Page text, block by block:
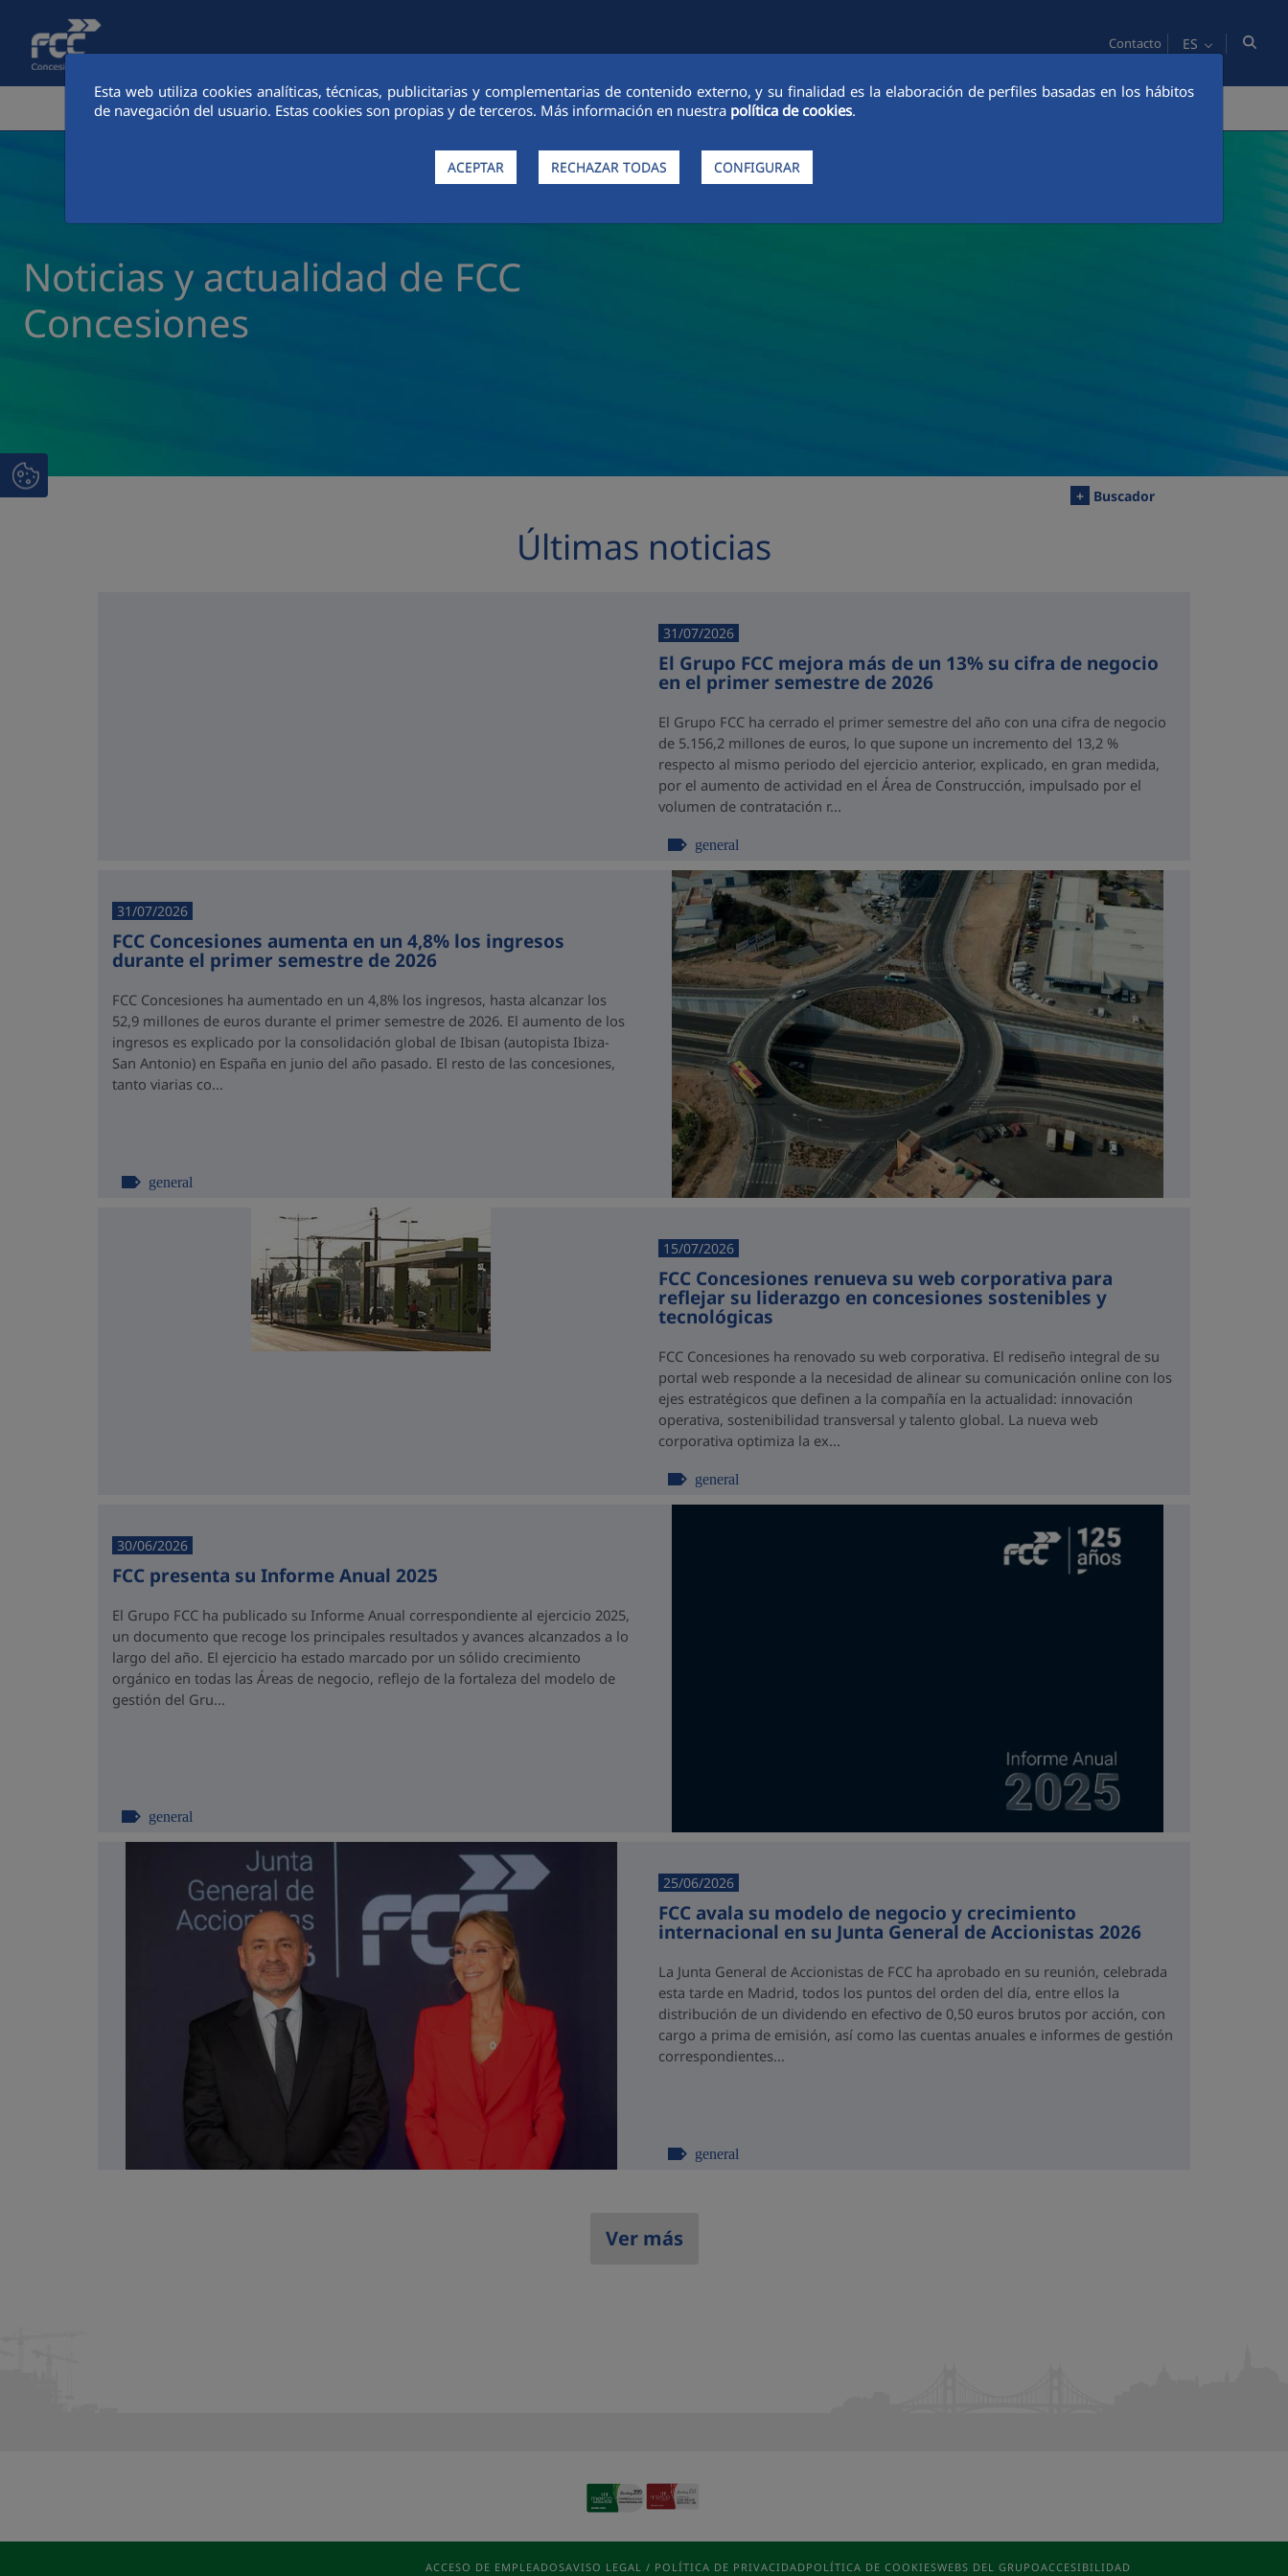
Saltar al contenido principal
Esta web utiliza cookies analíticas, técnicas, publicitarias y complementarias de contenido externo, y su finalidad es la elaboración de perfiles basadas en los hábitos
de navegación del usuario. Estas cookies son propias y de terceros. Más información en nuestra política de cookies.
ACEPTAR RECHAZAR TODAS CONFIGURAR
Contacto ES
AREA CORPORATIVA ACTIVIDADES CIUDAD FCC SOSTENIBILIDAD ÉTICA E INTEGRIDAD PERSONAS
Noticias y actualidad de FCC
Concesiones
+ Buscador
Últimas noticias
31/07/2026
El Grupo FCC mejora más de un 13% su cifra de negocio
en el primer semestre de 2026
El Grupo FCC ha cerrado el primer semestre del año con una cifra de negocio
de 5.156,2 millones de euros, lo que supone un incremento del 13,2 %
respecto al mismo periodo del ejercicio anterior, explicado, en gran medida,
por el aumento de actividad en el Área de Construcción, impulsado por el
volumen de contratación r...
general
31/07/2026
FCC Concesiones aumenta en un 4,8% los ingresos
durante el primer semestre de 2026
FCC Concesiones ha aumentado en un 4,8% los ingresos, hasta alcanzar los
52,9 millones de euros durante el primer semestre de 2026. El aumento de los
ingresos es explicado por la consolidación global de Ibisan (autopista Ibiza-
San Antonio) en España en junio del año pasado. El resto de las concesiones,
tanto viarias co...
general
15/07/2026
FCC Concesiones renueva su web corporativa para
reflejar su liderazgo en concesiones sostenibles y
tecnológicas
FCC Concesiones ha renovado su web corporativa. El rediseño integral de su
portal web responde a la necesidad de alinear su comunicación online con los
ejes estratégicos que definen a la compañía en la actualidad: innovación
operativa, sostenibilidad transversal y talento global. La nueva web
corporativa optimiza la ex...
general
30/06/2026
FCC presenta su Informe Anual 2025
El Grupo FCC ha publicado su Informe Anual correspondiente al ejercicio 2025,
un documento que recoge los principales resultados y avances alcanzados a lo
largo del año. El ejercicio ha estado marcado por un sólido crecimiento
orgánico en todas las Áreas de negocio, reflejo de la fortaleza del modelo de
gestión del Gru...
general
25/06/2026
FCC avala su modelo de negocio y crecimiento
internacional en su Junta General de Accionistas 2026
La Junta General de Accionistas de FCC ha aprobado en su reunión, celebrada
esta tarde en Madrid, todos los puntos del orden del día, entre ellos la
distribución de un dividendo en efectivo de 0,50 euros brutos por acción, con
cargo a prima de emisión, así como las cuentas anuales e informes de gestión
correspondientes...
general
Ver más
ACCESO DE EMPLEADOSAVISO LEGAL / POLÍTICA DE PRIVACIDADPOLÍTICA DE COOKIESWEBS DEL GRUPOACCESIBILIDAD